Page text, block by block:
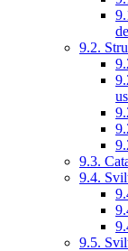
9.2.
9.3.
9.4.
9.5.